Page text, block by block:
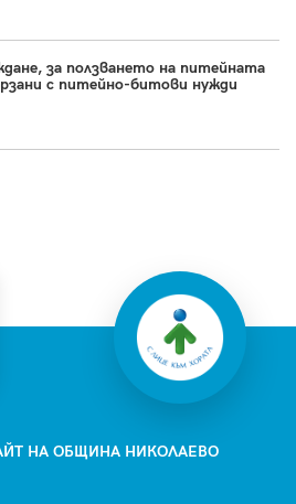
за ползването на питейната
с питейно-битови нужди
НА ОБЩИНА НИКОЛАЕВО